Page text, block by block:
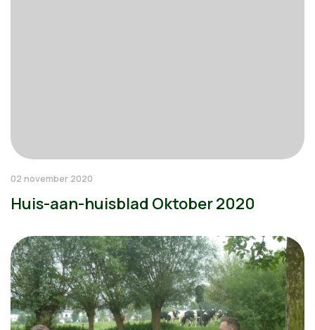
02 november 2020
Huis-aan-huisblad Oktober 2020